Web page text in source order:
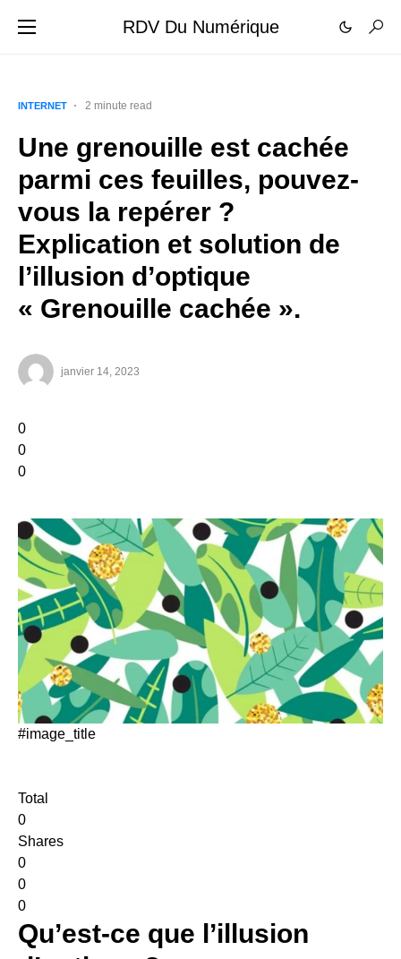
RDV Du Numérique
INTERNET 2 minute read
Une grenouille est cachée
parmi ces feuilles, pouvez-
vous la repérer ?
Explication et solution de
l’illusion d’optique
« Grenouille cachée ».
janvier 14, 2023
0
0
0
#image_title
Total
0
Shares
0
0
0
Qu’est-ce que l’illusion